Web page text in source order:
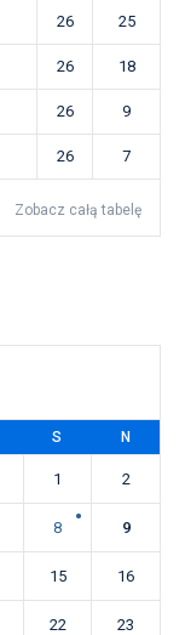
26 25
26 18
26 9
26 7
Zobacz całą tabelę
S N
1 2
8 9
15 16
22 23